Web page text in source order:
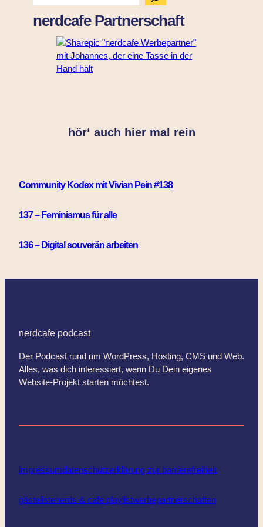
c
nerdcafe Partnerschaft
hör‘ auch hier mal rein
Community Kodex mit Vivian Pein #138
137 – Feminismus für alle
136 – Digital souverän arbeiten
nerdcafe podcast
Der Podcast rund um WordPress, Hosting, CMS und Web.
Alles, was dich interessiert, wenn Du Dein eigenes
Website-Projekt starten möchtest.
impressumdatenschutzerklärung zur barrierefreiheit
gästelistenerds & cafe playlistwerbepartnerschaften